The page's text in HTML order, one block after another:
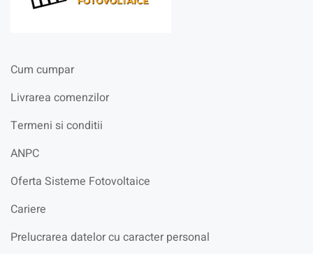
Cum cumpar
Livrarea comenzilor
Termeni si conditii
ANPC
Oferta Sisteme Fotovoltaice
Cariere
Prelucrarea datelor cu caracter personal